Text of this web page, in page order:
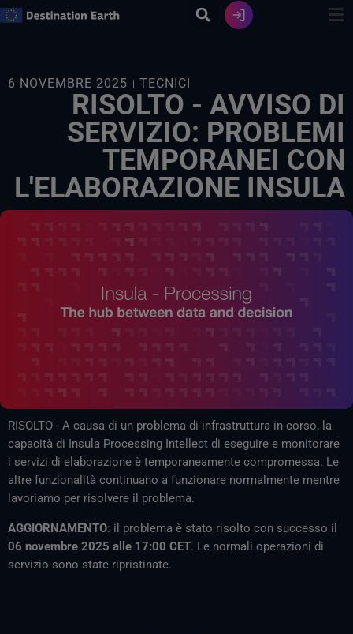
Vai
6 NOVEMBRE 2025 TECNICI
RISOLTO - AVVISO DI
SERVIZIO: PROBLEMI
TEMPORANEI CON
L'ELABORAZIONE INSULA
RISOLTO - A causa di un problema di infrastruttura in corso, la
capacità di Insula Processing Intellect di eseguire e monitorare
i servizi di elaborazione è temporaneamente compromessa. Le
altre funzionalità continuano a funzionare normalmente mentre
lavoriamo per risolvere il problema.
AGGIORNAMENTO: il problema è stato risolto con successo il
06 novembre 2025 alle 17:00 CET. Le normali operazioni di
servizio sono state ripristinate.